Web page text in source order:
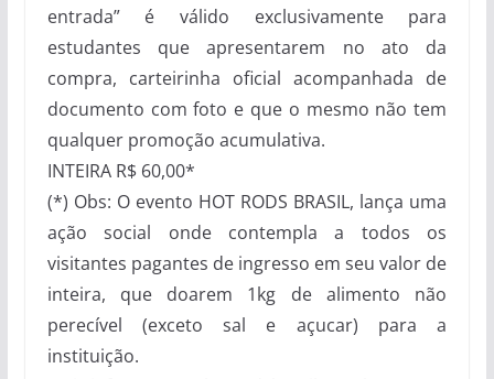
entrada” é válido exclusivamente para
estudantes que apresentarem no ato da
compra, carteirinha oficial acompanhada de
documento com foto e que o mesmo não tem
qualquer promoção acumulativa.
INTEIRA R$ 60,00*
(*) Obs: O evento HOT RODS BRASIL, lança uma
ação social onde contempla a todos os
visitantes pagantes de ingresso em seu valor de
inteira, que doarem 1kg de alimento não
perecível (exceto sal e açucar) para a
instituição.